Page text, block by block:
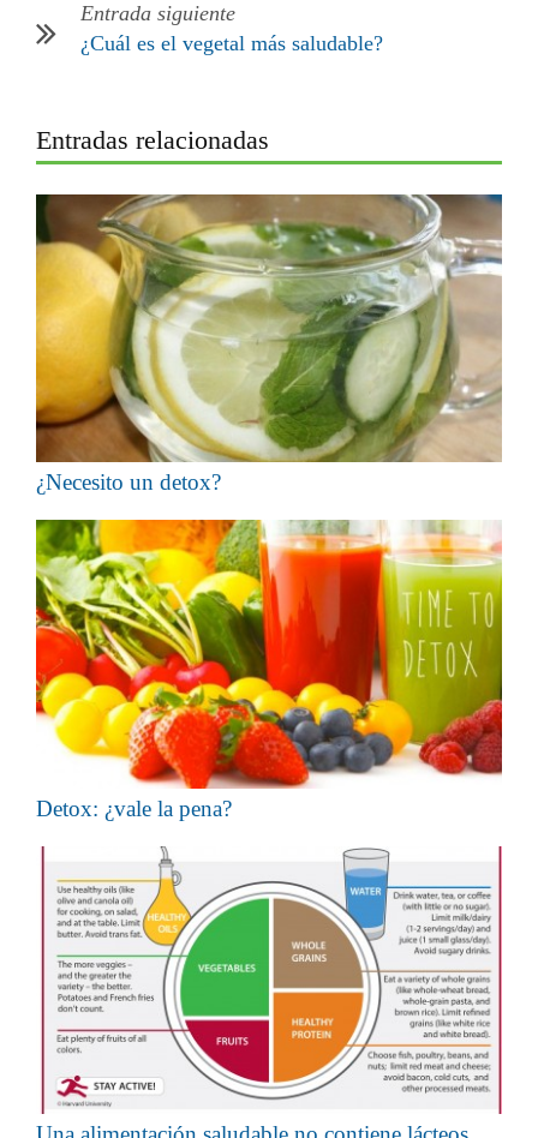
Entrada siguiente
¿Cuál es el vegetal más saludable?
Entradas relacionadas
¿Necesito un detox?
Detox: ¿vale la pena?